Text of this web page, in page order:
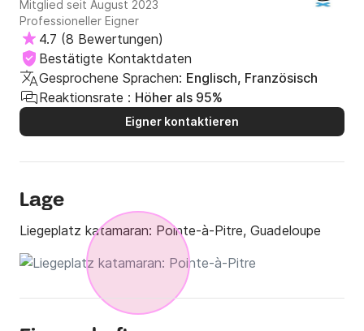
Mitglied seit August 2023
Professioneller Eigner
4.7 (8 Bewertungen)
Bestätigte Kontaktdaten
Gesprochene Sprachen: Englisch, Französisch
Reaktionsrate : Höher als 95%
Eigner kontaktieren
Lage
Liegeplatz katamaran: Pointe-à-Pitre, Guadeloupe